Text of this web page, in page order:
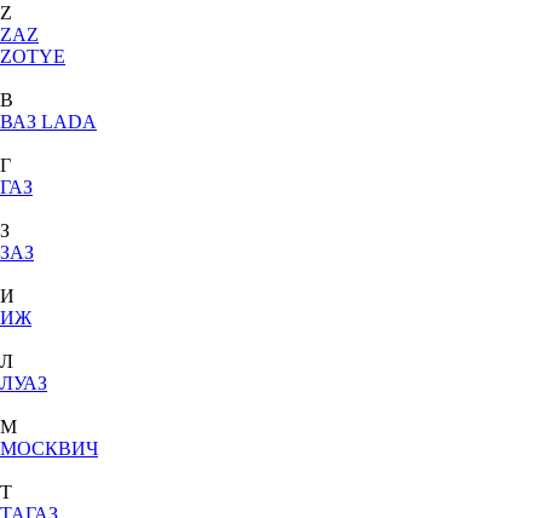
Z
ZAZ
ZOTYE
В
ВАЗ LADA
Г
ГАЗ
З
ЗАЗ
И
ИЖ
Л
ЛУАЗ
М
МОСКВИЧ
Т
ТАГАЗ